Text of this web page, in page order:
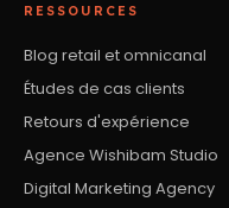
RESSOURCES
Blog retail et omnicanal
Études de cas clients
Retours d'expérience
Agence Wishibam Studio
Digital Marketing Agency